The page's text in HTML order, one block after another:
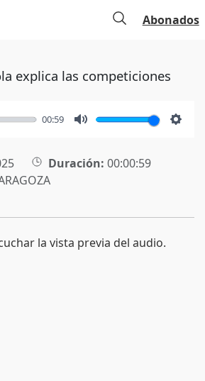
Abonados
explica las competiciones
00:59
Duración: 00:00:59